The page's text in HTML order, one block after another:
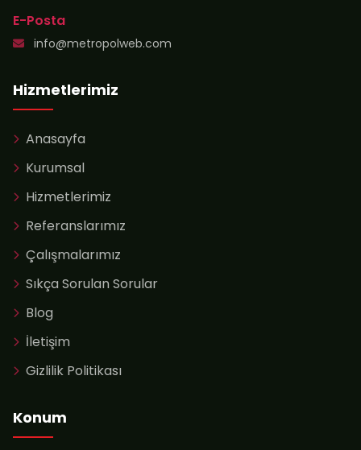
E-Posta
info@metropolweb.com
Hizmetlerimiz
Anasayfa
Kurumsal
Hizmetlerimiz
Referanslarımız
Çalışmalarımız
Sıkça Sorulan Sorular
Blog
İletişim
Gizlilik Politikası
Konum